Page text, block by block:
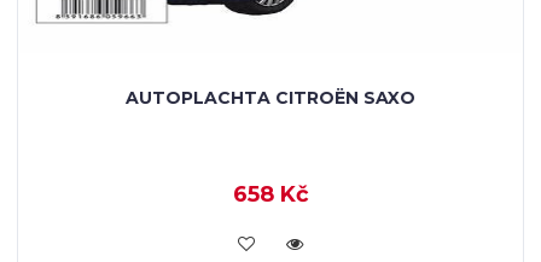
AUTOPLACHTA CITROËN SAXO
658 Kč
KOUPIT